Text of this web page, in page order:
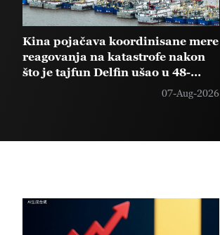
Kina pojačava koordinisane mere
reagovanja na katastrofe nakon
što je tajfun Delfin ušao u 48-
časovnu zonu upozorenja07-Aug-2026